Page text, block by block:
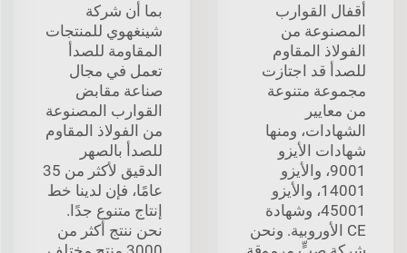
أقفال القوارب
المصنوعة من
الفولاذ المقاوم
للصدأ قد اجتازت
مجموعة متنوعة
من معايير
الشهادات، ومنها
شهادات الأيزو
9001، والأيزو
14001، والأيزو
45001، وشهادة
CE الأوروبية. ونحن
بما أن شركة
شينغهوي للمنتجات
المقاومة للصدأ
تعمل في مجال
صناعة مقابض
القوارب المصنوعة
من الفولاذ المقاوم
للصدأ بالصهر
الدقيق لأكثر من 35
عامًا، فإن لدينا خط
إنتاج متنوع جدًا.
نحن ننتج أكثر من